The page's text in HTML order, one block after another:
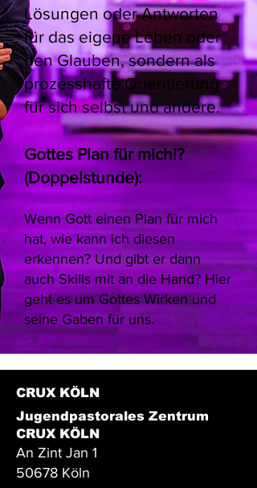
Lösungen oder Antworten
für das eigene Leben oder
den Glauben, sondern als
prozesshafte Orientierung
für sich selbst und andere.
Gottes Plan für mich!?
(Doppelstunde):
Wenn Gott einen Plan für mich
hat, wie kann ich diesen
erkennen? Und gibt er dann
auch Skills mit an die Hand? Hier
geht es um Gottes Wirken und
seine Gaben für uns.
CRUX KÖLN
Jugendpastorales Zentrum
CRUX KÖLN
An Zint Jan 1
50678 Köln